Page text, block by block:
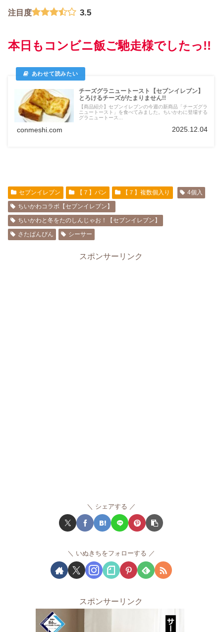
注目度 3.5
本日もコンビニ飯ご馳走様でしたっ!!
チーズグラニュートースト【セブンイレブン】
とろけるチーズがたまりません!!
【商品紹介】セブンイレブンの今週の新商品「チーズグラ
ニュートースト」を食べてみました。ちいかわに登場する
グラニュートース...
conmeshi.com 2025.12.04
セブンイレブン 【７】パン 【７】複数個入り
4個入
ちいかわコラボ【セブンイレブン】
ちいかわと冬をたのしんじゃお！【セブンイレブン】
さたぱんぴん
シーサー
スポンサーリンク
シェアする
いぬきちをフォローする
スポンサーリンク